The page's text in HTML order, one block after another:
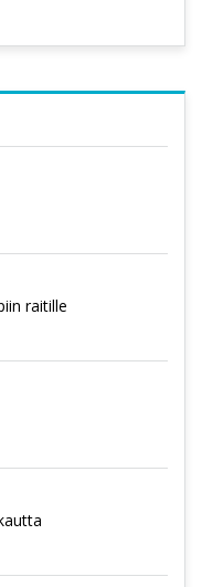
raitille